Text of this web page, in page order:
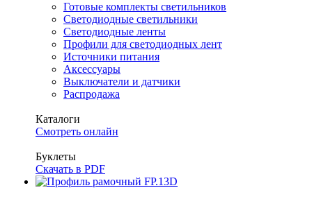
Готовые комплекты светильников
Светодиодные светильники
Светодиодные ленты
Профили для светодиодных лент
Источники питания
Аксессуары
Выключатели и датчики
Распродажа
Каталоги
Смотреть онлайн
Буклеты
Скачать в PDF